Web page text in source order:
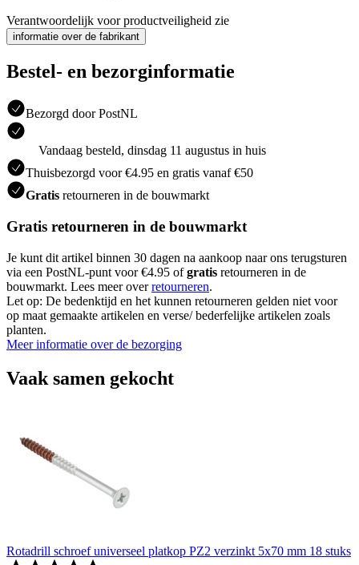
Verantwoordelijk voor productveiligheid zie
informatie over de fabrikant
Bestel- en bezorginformatie
Bezorgd door PostNL
Vandaag besteld, dinsdag 11 augustus in huis
Thuisbezorgd voor €4.95 en gratis vanaf €50
Gratis retourneren in de bouwmarkt
Gratis retourneren in de bouwmarkt
Je kunt dit artikel binnen 30 dagen na aankoop naar ons terugsturen
via een PostNL-punt voor €4.95 ofgratis retourneren in de
bouwmarkt. Lees meer overretourneren.
Let op: De bedenktijd en het kunnen retourneren gelden niet voor
op maat gemaakte artikelen en verse/ bederfelijke artikelen zoals
planten.
Meer informatie over de bezorging
Vaak samen gekocht
Rotadrill schroef universeel platkop PZ2 verzinkt 5x70 mm 18 stuks